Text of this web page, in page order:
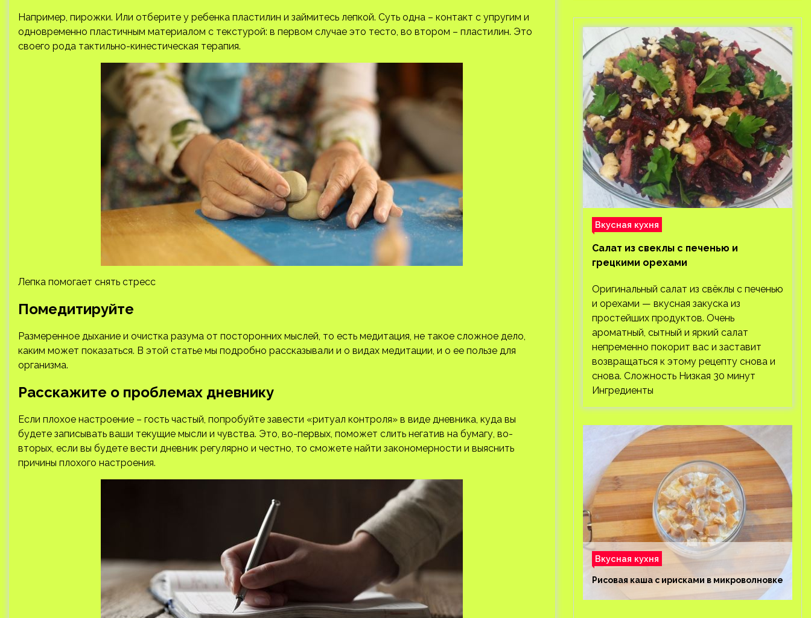
Например, пирожки. Или отберите у ребенка пластилин и займитесь лепкой. Суть одна – контакт с упругим и
одновременно пластичным материалом с текстурой: в первом случае это тесто, во втором – пластилин. Это
своего рода тактильно-кинестическая терапия.
Лепка помогает снять стресс
Помедитируйте
Размеренное дыхание и очистка разума от посторонних мыслей, то есть медитация, не такое сложное дело,
каким может показаться. В этой статье мы подробно рассказывали и о видах медитации, и о ее пользе для
организма.
Расскажите о проблемах дневнику
Если плохое настроение – гость частый, попробуйте завести «ритуал контроля» в виде дневника, куда вы
будете записывать ваши текущие мысли и чувства. Это, во-первых, поможет слить негатив на бумагу, во-
вторых, если вы будете вести дневник регулярно и честно, то сможете найти закономерности и выяснить
причины плохого настроения.
Вкусная кухня
Салат из свеклы с печенью и
грецкими орехами
Оригинальный салат из свёклы с печенью
и орехами — вкусная закуска из
простейших продуктов. Очень
ароматный, сытный и яркий салат
непременно покорит вас и заставит
возвращаться к этому рецепту снова и
снова. Сложность Низкая 30 минут
Ингредиенты
Вкусная кухня
Рисовая каша с ирисками в микроволновке